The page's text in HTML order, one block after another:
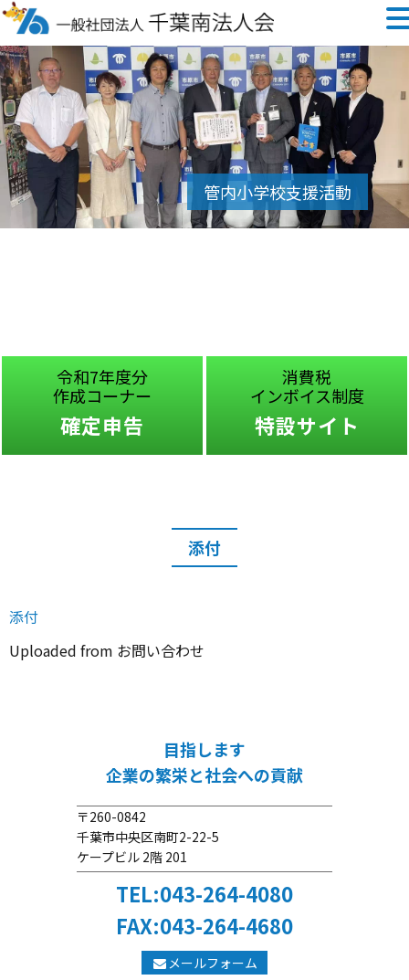
令和7年度分
作成コーナー
確定申告
消費税
インボイス制度
特設サイト
添付
添付
Uploaded from お問い合わせ
目指します
企業の繁栄と社会への貢献
〒260-0842
千葉市中央区南町2-22-5
ケープビル 2階 201
TEL:043-264-4080
FAX:043-264-4680
メールフォーム